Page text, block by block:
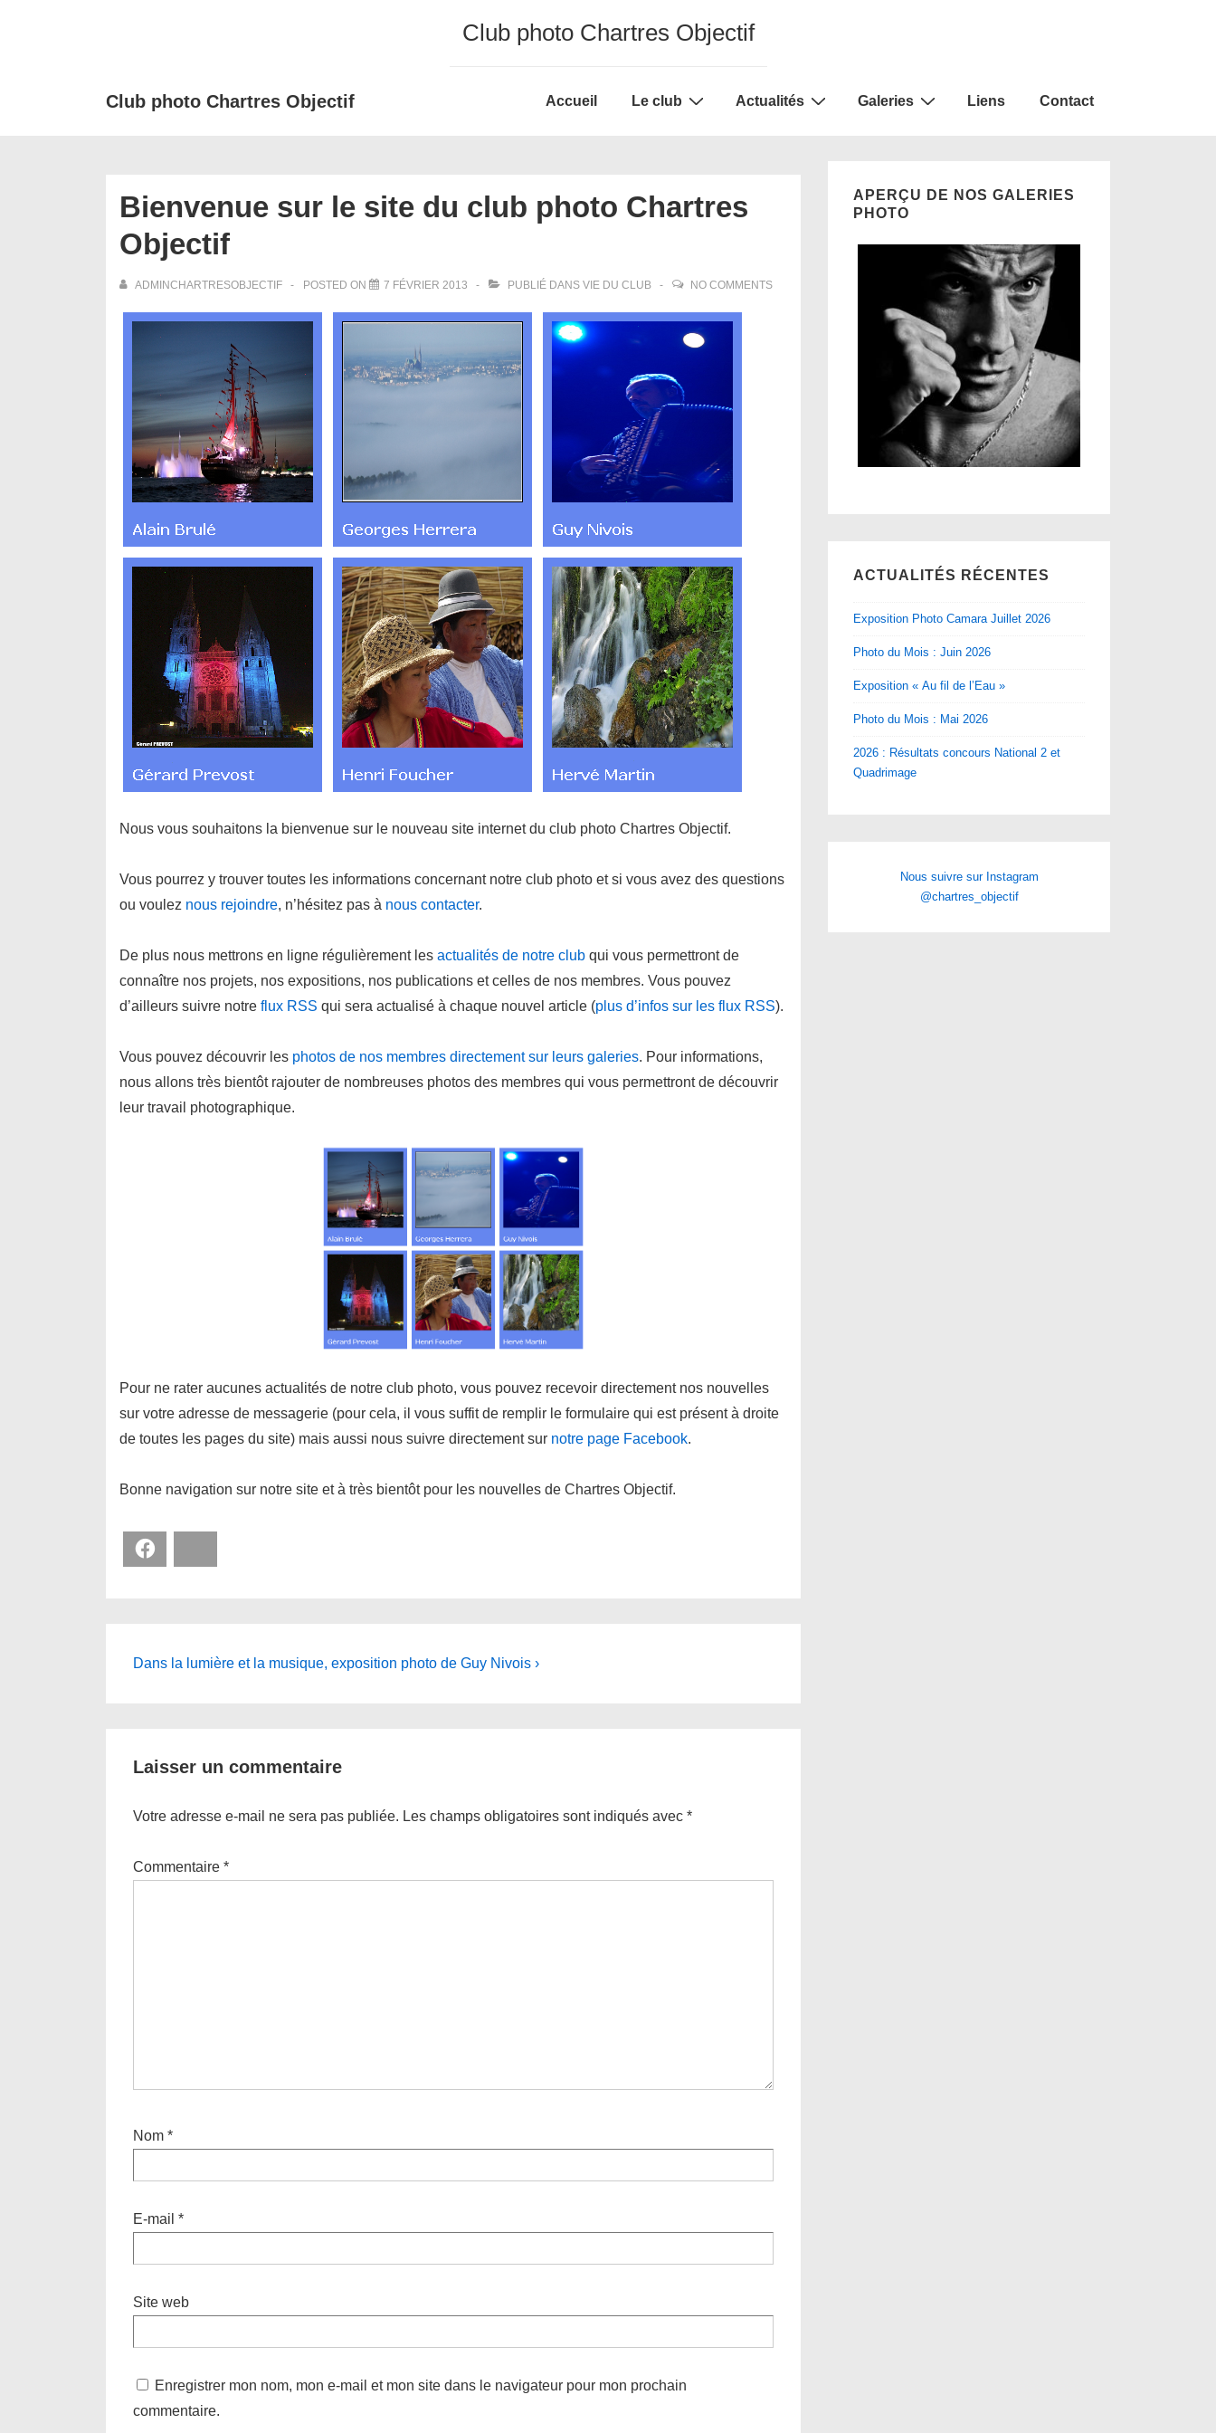
Club photo Chartres Objectif
Club photo Chartres Objectif
Main
Accueil Le club Actualités Galeries Liens Contact
Bienvenue sur le site du club photo Chartres
Objectif
ADMINCHARTRESOBJECTIF POSTED ON 7 FÉVRIER 2013 PUBLIÉ DANS VIE DU CLUB NO COMMENTS
Nous vous souhaitons la bienvenue sur le nouveau site internet du club photo Chartres Objectif.
Vous pourrez y trouver toutes les informations concernant notre club photo et si vous avez des questions
ou voulez nous rejoindre, n’hésitez pas à nous contacter.
De plus nous mettrons en ligne régulièrement les actualités de notre club qui vous permettront de
connaître nos projets, nos expositions, nos publications et celles de nos membres. Vous pouvez
d’ailleurs suivre notre flux RSS qui sera actualisé à chaque nouvel article (plus d’infos sur les flux RSS).
Vous pouvez découvrir les photos de nos membres directement sur leurs galeries. Pour informations,
nous allons très bientôt rajouter de nombreuses photos des membres qui vous permettront de découvrir
leur travail photographique.
Pour ne rater aucunes actualités de notre club photo, vous pouvez recevoir directement nos nouvelles
sur votre adresse de messagerie (pour cela, il vous suffit de remplir le formulaire qui est présent à droite
de toutes les pages du site) mais aussi nous suivre directement sur notre page Facebook.
Bonne navigation sur notre site et à très bientôt pour les nouvelles de Chartres Objectif.
Navigation
Next
Dans la lumière et la musique, exposition photo de Guy Nivois ›
Laisser un commentaire
Votre adresse e-mail ne sera pas publiée. Les champs obligatoires sont indiqués avec *
Commentaire *
Nom *
E-mail *
Site web
Enregistrer mon nom, mon e-mail et mon site dans le navigateur pour mon prochain
commentaire.
APERÇU DE NOS GALERIES
PHOTO
ACTUALITÉS RÉCENTES
Exposition Photo Camara Juillet 2026
Photo du Mois : Juin 2026
Exposition « Au fil de l’Eau »
Photo du Mois : Mai 2026
2026 : Résultats concours National 2 et
Quadrimage
Nous suivre sur Instagram
@chartres_objectif